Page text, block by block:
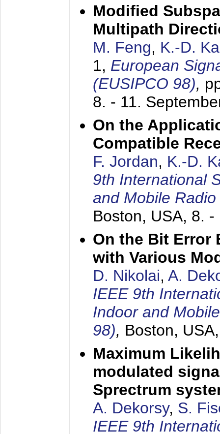
Modified
Multipath
M. Feng, K.-D.
1, European
(EUSIPCO 98),
8. - 11.
On the
Compatible
F. Jordan, K.-D.
9th International
and Mobile
Boston, USA, 8. -
On the Bit Error
with Various
D. Nikolai, A.
IEEE 9th
Indoor and
98), Boston,
Maximum
modulated
Sprectrum
A. Dekorsy, S.
IEEE 9th